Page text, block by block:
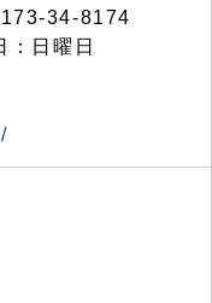
34-8174
日曜日